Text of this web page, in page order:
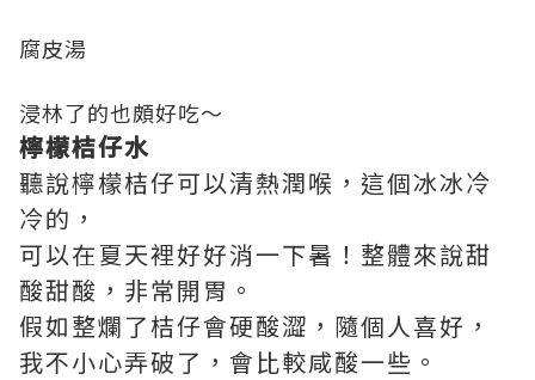
腐皮湯
浸林了的也頗好吃～
檸檬桔仔水
聽說檸檬桔仔可以清熱潤喉，這個冰冰冷
冷的，
可以在夏天裡好好消一下暑！整體來說甜
酸甜酸，非常開胃。
假如整爛了桔仔會硬酸澀，隨個人喜好，
我不小心弄破了，會比較咸酸一些。